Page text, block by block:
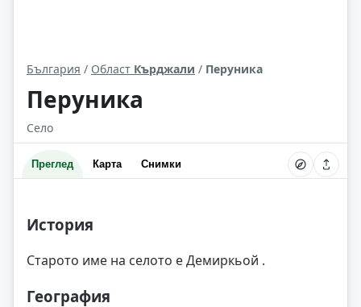
България / Област Кърджали / Перуника
Перуника
Село
Преглед Карта Снимки
История
Старото име на селото е Демиркьой .
География